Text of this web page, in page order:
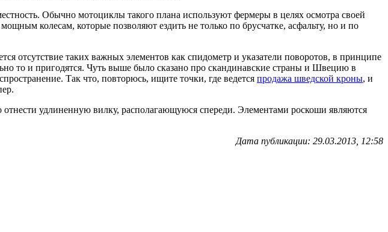
Обычно мотоциклы такого плана используют фермеры в целях осмотра своей
колесам, которые позволяют ездить не только по брусчатке, асфальту, но и по
отсутствие таких важных элементов как спидометр и указатели поворотов, в принципе
то и пригодятся. Чуть выше было сказано про скандинавские страны и Швецию в
Так что, повторюсь, ищите точки, где ведется продажа шведской кроны, и
удлиненную вилку, располагающуюся спереди. Элементами роскоши являются
Дата публикации: 29.03.2013, 12:58